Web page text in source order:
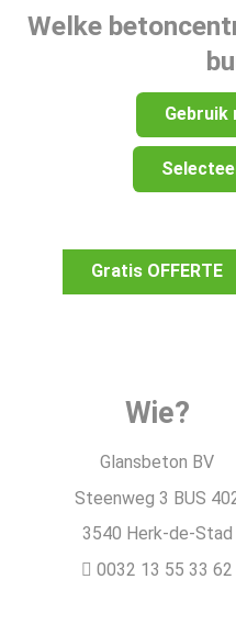
Welke
Gebruik
Gratis OFFERTE
Wie?
Glansbeton BV
Steenweg 3 BUS
3540 Herk-de-Stad
0032 13 55 33 62